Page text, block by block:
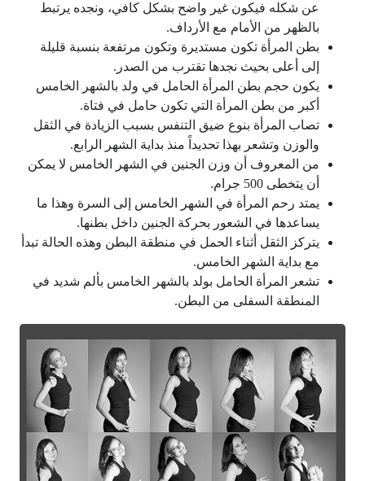
عن شكله فيكون غير واضح بشكل كافي، ونجده يرتبط
بالظهر من الأمام مع الأرداف.
بطن المرأة تكون مستديرة وتكون مرتفعة بنسبة قليلة
إلى أعلى بحيث نجدها تقترب من الصدر.
يكون حجم بطن المرأة الحامل في ولد بالشهر الخامس
أكبر من بطن المرأة التي تكون حامل في فتاة.
تصاب المرأة بنوع ضيق التنفس بسبب الزيادة في الثقل
والوزن وتشعر بهذا تحديداً منذ بداية الشهر الرابع.
من المعروف أن وزن الجنين في الشهر الخامس لا يمكن
أن يتخطى 500 جرام.
يمتد رحم المرأة في الشهر الخامس إلى السرة وهذا ما
يساعدها في الشعور بحركة الجنين داخل بطنها.
يتركز الثقل أثناء الحمل في منطقة البطن وهذه الحالة تبدأ
مع بداية الشهر الخامس.
تشعر المرأة الحامل بولد بالشهر الخامس بألم شديد في
المنطقة السفلى من البطن.